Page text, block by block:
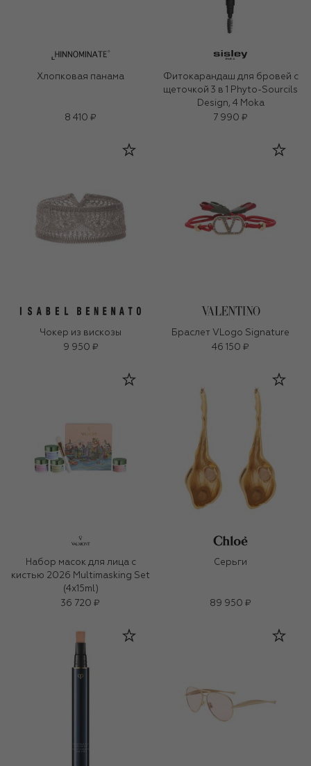
Хлопковая панама
8 410 ₽
Фитокарандаш для бровей с
щеточкой 3 в 1 Phyto-Sourcils
Design, 4 Moka
7 990 ₽
Чокер из вискозы
9 950 ₽
Браслет VLogo Signature
46 150 ₽
Набор масок для лица с
кистью 2026 Multimasking Set
(4x15ml)
36 720 ₽
Серьги
89 950 ₽